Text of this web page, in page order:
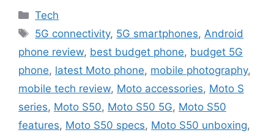
Categories
Tech
Tags
5G connectivity, 5G smartphones, Android
phone review, best budget phone, budget 5G
phone, latest Moto phone, mobile photography,
mobile tech review, Moto accessories, Moto S
series, Moto S50, Moto S50 5G, Moto S50
features, Moto S50 specs, Moto S50 unboxing,